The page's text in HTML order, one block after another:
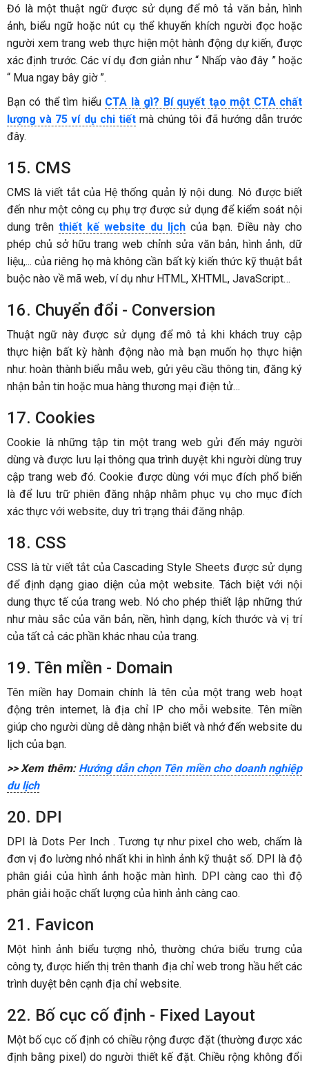
Đó là một thuật ngữ được sử dụng để mô tả văn bản, hình
ảnh, biểu ngữ hoặc nút cụ thể khuyến khích người đọc hoặc
người xem trang web thực hiện một hành động dự kiến, được
xác định trước. Các ví dụ đơn giản như “ Nhấp vào đây ” hoặc
“ Mua ngay bây giờ ”.
Bạn có thể tìm hiểu CTA là gì? Bí quyết tạo một CTA chất
lượng và 75 ví dụ chi tiếtmà chúng tôi đã hướng dẫn trước
đây.
15. CMS
CMS là viết tắt của Hệ thống quản lý nội dung. Nó được biết
đến như một công cụ phụ trợ được sử dụng để kiểm soát nội
dung trên thiết kế website du lịch của bạn. Điều này cho
phép chủ sở hữu trang web chỉnh sửa văn bản, hình ảnh, dữ
liệu,... của riêng họ mà không cần bất kỳ kiến ​​thức kỹ thuật bắt
buộc nào về mã web, ví dụ như HTML, XHTML, JavaScript…
16. Chuyển đổi - Conversion
Thuật ngữ này được sử dụng để mô tả khi khách truy cập
thực hiện bất kỳ hành động nào mà bạn muốn họ thực hiện
như: hoàn thành biểu mẫu web, gửi yêu cầu thông tin, đăng ký
nhận bản tin hoặc mua hàng thương mại điện tử…
17. Cookies
Cookie là những tập tin một trang web gửi đến máy người
dùng và được lưu lại thông qua trình duyệt khi người dùng truy
cập trang web đó. Cookie được dùng với mục đích phổ biến
là để lưu trữ phiên đăng nhập nhằm phục vụ cho mục đích
xác thực với website, duy trì trạng thái đăng nhập.
18. CSS
CSS là từ viết tắt của Cascading Style Sheets được sử dụng
để định dạng giao diện của một website. Tách biệt với nội
dung thực tế của trang web. Nó cho phép thiết lập những thứ
như màu sắc của văn bản, nền, hình dạng, kích thước và vị trí
của tất cả các phần khác nhau của trang.
19. Tên miền - Domain
Tên miền hay Domain chính là tên của một trang web hoạt
động trên internet, là địa chỉ IP cho mỗi website. Tên miền
giúp cho người dùng dễ dàng nhận biết và nhớ đến website du
lịch của bạn.
>> Xem thêm: Hướng dẫn chọn Tên miền cho doanh nghiệp
du lịch
20. DPI
DPI là Dots Per Inch . Tương tự như pixel cho web, chấm là
đơn vị đo lường nhỏ nhất khi in hình ảnh kỹ thuật số. DPI là độ
phân giải của hình ảnh hoặc màn hình. DPI càng cao thì độ
phân giải hoặc chất lượng của hình ảnh càng cao.
21. Favicon
Một hình ảnh biểu tượng nhỏ, thường chứa biểu trưng của
công ty, được hiển thị trên thanh địa chỉ web trong hầu hết các
trình duyệt bên cạnh địa chỉ website.
22. Bố cục cố định - Fixed Layout
Một bố cục cố định có chiều rộng được đặt (thường được xác
định bằng pixel) do người thiết kế đặt. Chiều rộng không đổi